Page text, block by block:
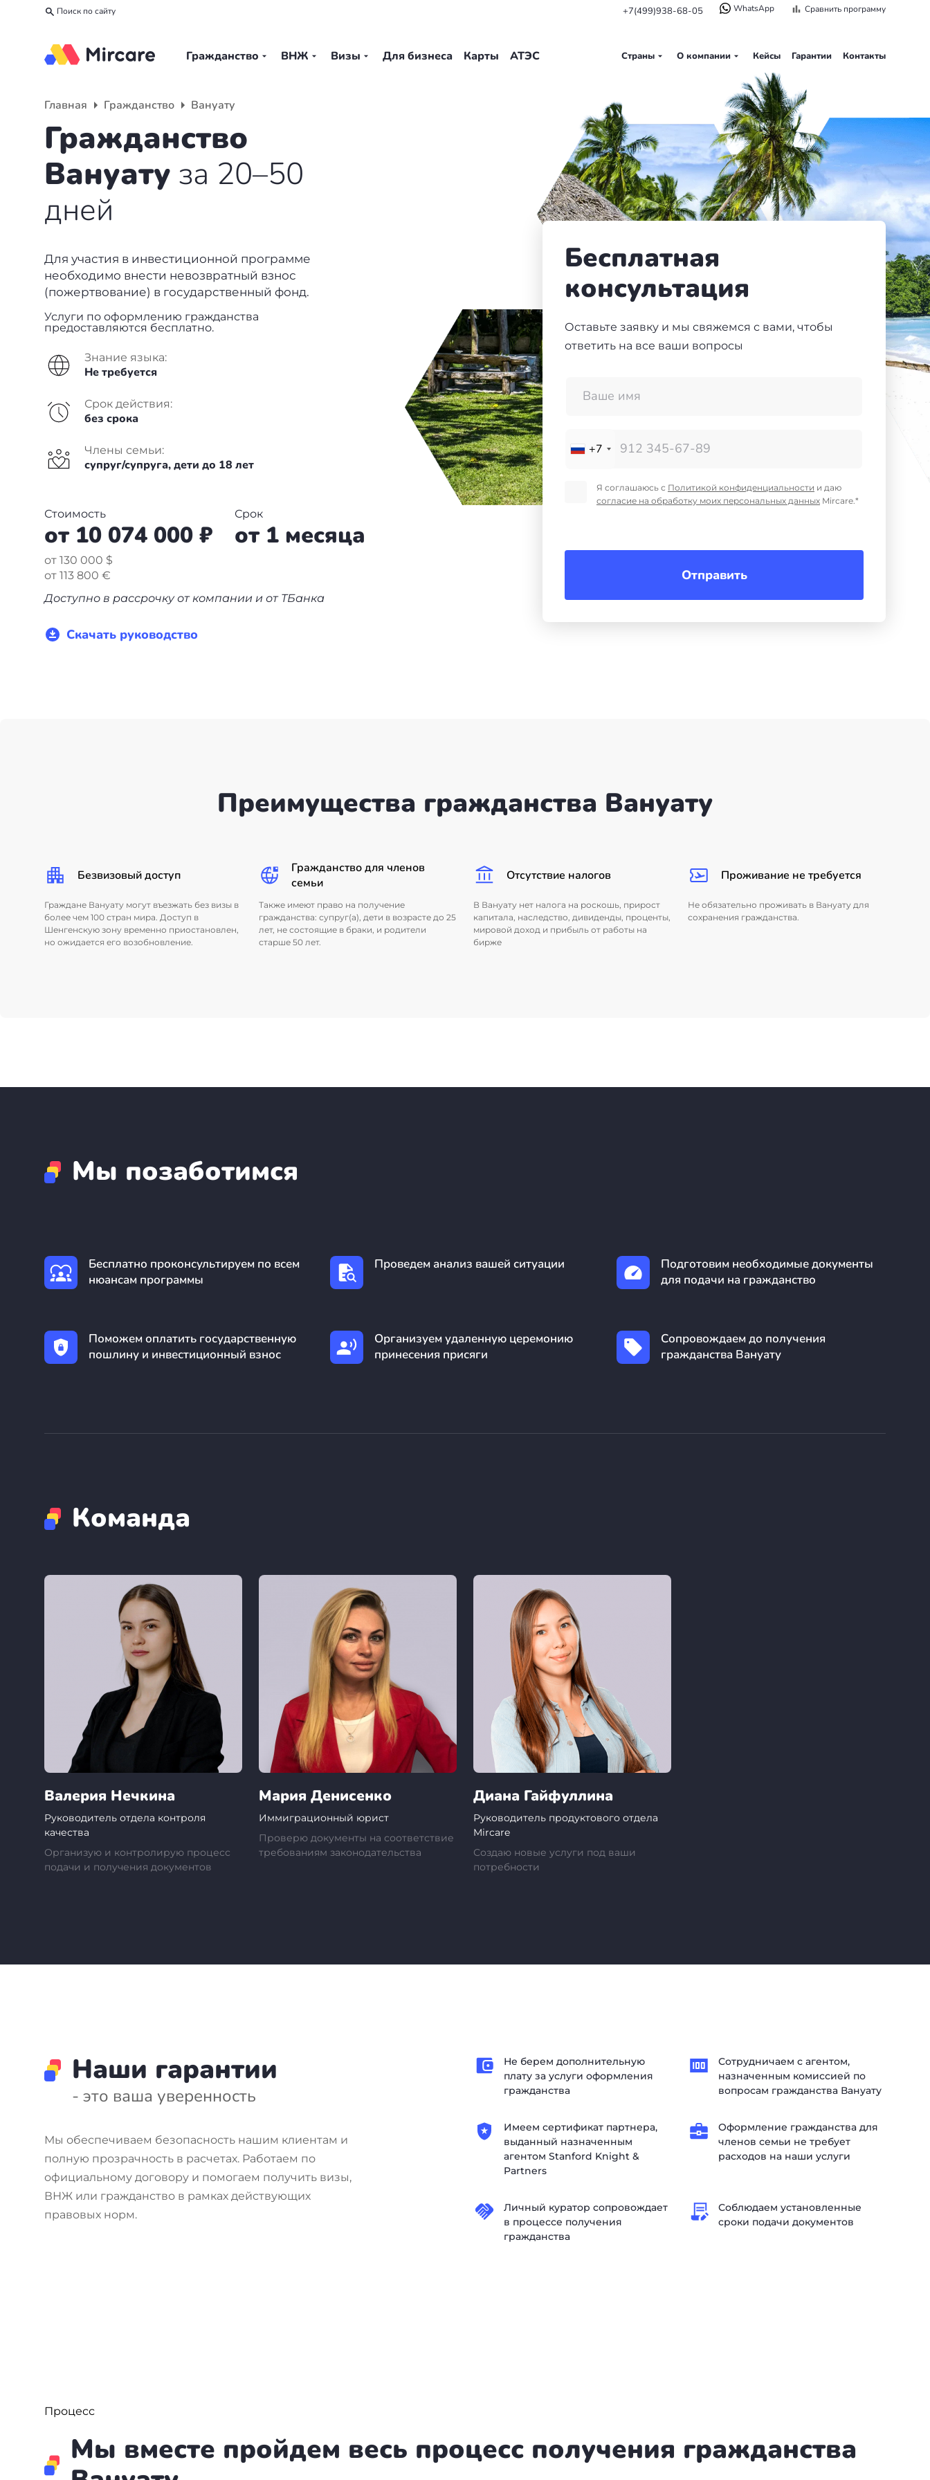
Поиск по сайту +7(499)938-68-05 WhatsApp Сравнить программу
Гражданство ВНЖ Визы Для бизнеса Карты АТЭС Страны О компании Кейсы Гарантии Контакты
Главная Гражданство Вануату
Гражданство
Вануату за 20–50
дней
Для участия в инвестиционной программе
необходимо внести невозвратный взнос
(пожертвование) в государственный фонд.
Услуги по оформлению гражданства
предоставляются бесплатно.
Знание языка:
Не требуется
Срок действия:
без срока
Члены семьи:
супруг/супруга, дети до 18 лет
Стоимость
от 10 074 000 ₽
от 130 000 $
от 113 800 €
Срок
от 1 месяца
Доступно в рассрочку от компании и от ТБанка
Скачать руководство
Бесплатная
консультация
Оставьте заявку и мы свяжемся с вами, чтобы
ответить на все ваши вопросы
+7
Я соглашаюсь с Политикой конфиденциальности и даю
согласие на обработку моих персональных данных Mircare.*
Отправить
Преимущества гражданства Вануату
Безвизовый доступ
Граждане Вануату могут въезжать без визы в
более чем 100 стран мира. Доступ в
Шенгенскую зону временно приостановлен,
но ожидается его возобновление.
Гражданство для членов
семьи
Также имеют право на получение
гражданства: супруг(а), дети в возрасте до 25
лет, не состоящие в браки, и родители
старше 50 лет.
Отсутствие налогов
В Вануату нет налога на роскошь, прирост
капитала, наследство, дивиденды, проценты,
мировой доход и прибыль от работы на
бирже
Проживание не требуется
Не обязательно проживать в Вануату для
сохранения гражданства.
Мы позаботимся
Бесплатно проконсультируем по всем
нюансам программы
Проведем анализ вашей ситуации
Подготовим необходимые документы
для подачи на гражданство
Поможем оплатить государственную
пошлину и инвестиционный взнос
Организуем удаленную церемонию
принесения присяги
Сопровождаем до получения
гражданства Вануату
Команда
Валерия Нечкина
Руководитель отдела контроля
качества
Организую и контролирую процесс
подачи и получения документов
Мария Денисенко
Иммиграционный юрист
Проверю документы на соответствие
требованиям законодательства
Диана Гайфуллина
Руководитель продуктового отдела
Mircare
Создаю новые услуги под ваши
потребности
Наши гарантии
- это ваша уверенность
Мы обеспечиваем безопасность нашим клиентам и
полную прозрачность в расчетах. Работаем по
официальному договору и помогаем получить визы,
ВНЖ или гражданство в рамках действующих
правовых норм.
Не берем дополнительную
плату за услуги оформления
гражданства
Сотрудничаем с агентом,
назначенным комиссией по
вопросам гражданства Вануату
Имеем сертификат партнера,
выданный назначенным
агентом Stanford Knight &
Partners
Оформление гражданства для
членов семьи не требует
расходов на наши услуги
Личный куратор сопровождает
в процессе получения
гражданства
Соблюдаем установленные
сроки подачи документов
Процесс
Мы вместе пройдем весь процесс получения гражданства
Европа
Мальта
Испания
Румыния
Болгария
Германия
Америка
Аргентина
Вануату
Израиль
Гренада
+7(499)938-68-05
Европа
Италия
Великобритания
Словения
Франция
Сербия
Венгрия
Турция
Черногория
Финляндия
Нидерланды
Дания
Другие страны
ОАЭ
Бали
Подбор программы
Партнерская программа
Вакансии
Вебинары
Пишем в СМИ
+7(499)938-68-05